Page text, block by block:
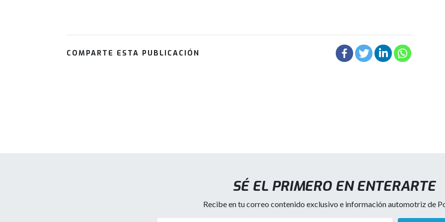
COMPARTE ESTA PUBLICACIÓN
SÉ EL PRIMERO EN ENTERARTE
Recibe en tu correo contenido exclusivo e información automotriz de